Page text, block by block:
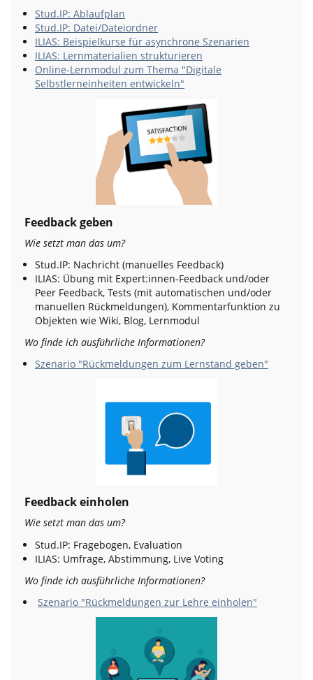
Stud.IP: Ablaufplan
Stud.IP: Datei/Dateiordner
ILIAS: Beispielkurse für asynchrone Szenarien
ILIAS: Lernmaterialien strukturieren
Online-Lernmodul zum Thema "Digitale
Selbstlerneinheiten entwickeln"
Feedback geben
Wie setzt man das um?
Stud.IP: Nachricht (manuelles Feedback)
ILIAS: Übung mit Expert:innen-Feedback und/oder
Peer Feedback, Tests (mit automatischen und/oder
manuellen Rückmeldungen), Kommentarfunktion zu
Objekten wie Wiki, Blog, Lernmodul
Wo finde ich ausführliche Informationen?
Szenario "Rückmeldungen zum Lernstand geben"
Feedback einholen
Wie setzt man das um?
Stud.IP: Fragebogen, Evaluation
ILIAS: Umfrage, Abstimmung, Live Voting
Wo finde ich ausführliche Informationen?
Szenario "Rückmeldungen zur Lehre einholen"